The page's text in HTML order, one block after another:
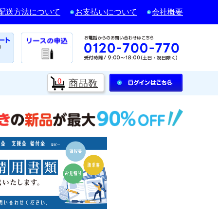
送方法について お支払いについて 会社概要
商品数
0